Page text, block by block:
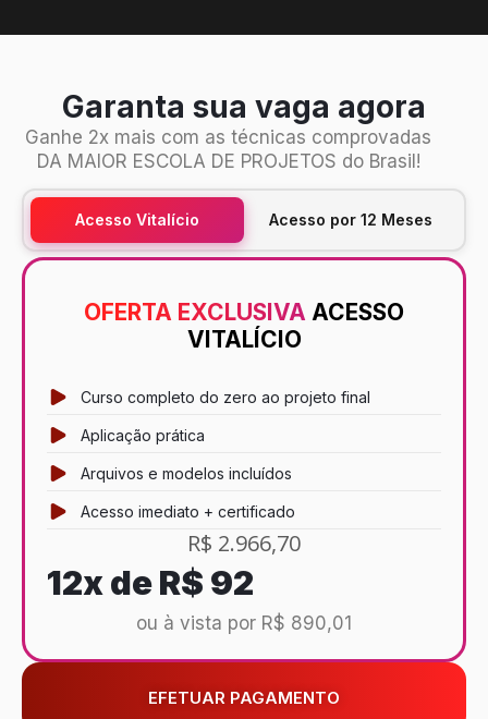
Garanta sua vaga agora
Ganhe 2x mais com as técnicas comprovadas
DA MAIOR ESCOLA DE PROJETOS do Brasil!
Acesso Vitalício Acesso por 12 Meses
OFERTA EXCLUSIVA ACESSO
VITALÍCIO
Curso completo do zero ao projeto final
Aplicação prática
Arquivos e modelos incluídos
Acesso imediato + certificado
R$ 2.966,70
12x deR$ 92
ou à vista por R$ 890,01
EFETUAR PAGAMENTO